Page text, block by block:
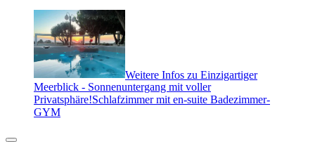
Weitere Infos zu Einzigartiger
Meerblick - Sonnenuntergang mit voller
Privatsphäre!Schlafzimmer mit en-suite Badezimmer-
GYM